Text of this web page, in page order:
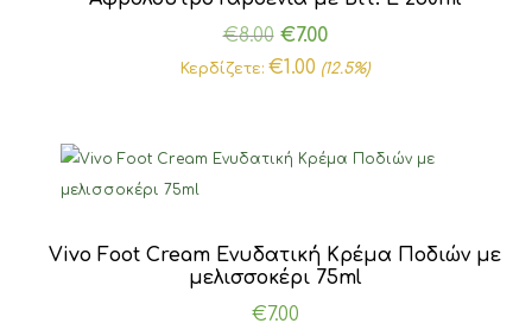
€8.00 Original
price
€7.00Η
τρέχουσα
€7.00.
Κερδίζετε: €1.00 (12.5%)
Vivo Foot Cream Ενυδατική Κρέμα Ποδιών με
μελισσοκέρι 75ml
€7.00